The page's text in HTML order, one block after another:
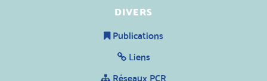
DIVERS
Publications
Liens
Réseaux PCR